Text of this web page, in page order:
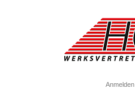
Anmelden